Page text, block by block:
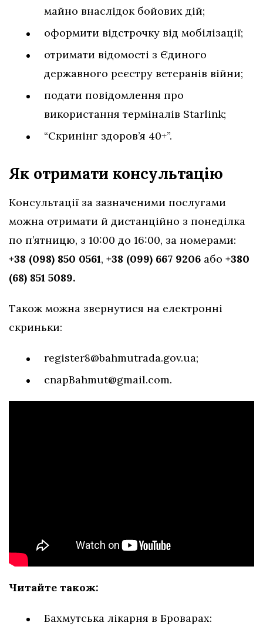
майно внаслідок бойових дій;
оформити відстрочку від мобілізації;
отримати відомості з Єдиного
державного реєстру ветеранів війни;
подати повідомлення про
використання терміналів Starlink;
“Скринінг здоров’я 40+”.
Як отримати консультацію
Консультації за зазначеними послугами
можна отримати й дистанційно з понеділка
по п’ятницю, з 10:00 до 16:00, за номерами:
+38 (098) 850 0561, +38 (099) 667 9206 або +380
(68) 851 5089.
Також можна звернутися на електронні
скриньки:
register8@bahmutrada.gov.ua;
cnapBahmut@gmail.com.
Читайте також:
Бахмутська лікарня в Броварах: